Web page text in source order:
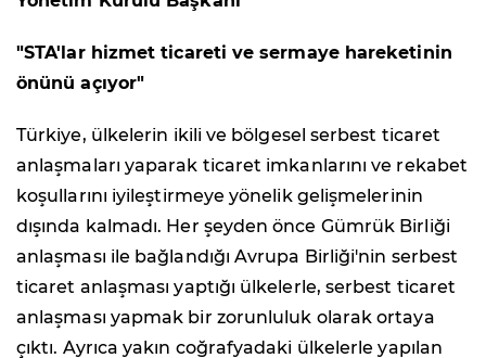
"STA'lar hizmet ticareti ve sermaye hareketinin
önünü açıyor"
Türkiye, ülkelerin ikili ve bölgesel serbest ticaret
anlaşmaları yaparak ticaret imkanlarını ve rekabet
koşullarını iyileştirmeye yönelik gelişmelerinin
dışında kalmadı. Her şeyden önce Gümrük Birliği
anlaşması ile bağlandığı Avrupa Birliği'nin serbest
ticaret anlaşması yaptığı ülkelerle, serbest ticaret
anlaşması yapmak bir zorunluluk olarak ortaya
çıktı. Ayrıca yakın coğrafyadaki ülkelerle yapılan